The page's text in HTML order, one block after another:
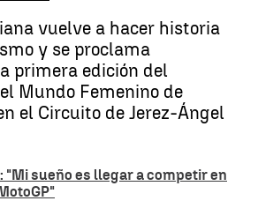
vuelve a hacer historia
y se proclama
primera edición del
Mundo Femenino de
el Circuito de Jerez-Ángel
"Mi sueño es llegar a competir en